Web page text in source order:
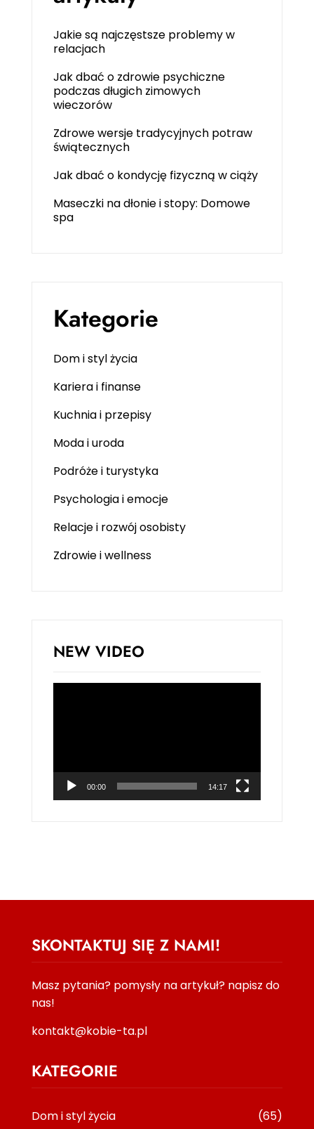
Jakie są najczęstsze problemy w
relacjach
Jak dbać o zdrowie psychiczne
podczas długich zimowych
wieczorów
Zdrowe wersje tradycyjnych potraw
świątecznych
Jak dbać o kondycję fizyczną w ciąży
Maseczki na dłonie i stopy: Domowe
spa
Kategorie
Dom i styl życia
Kariera i finanse
Kuchnia i przepisy
Moda i uroda
Podróże i turystyka
Psychologia i emocje
Relacje i rozwój osobisty
Zdrowie i wellness
NEW VIDEO
00:00 14:17
SKONTAKTUJ SIĘ Z NAMI!
Masz pytania? pomysły na artykuł? napisz do
nas!
kontakt@kobie-ta.pl
KATEGORIE
Dom i styl życia (65)